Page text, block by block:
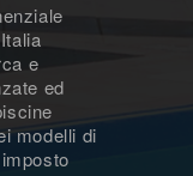
e
ed
modelli di